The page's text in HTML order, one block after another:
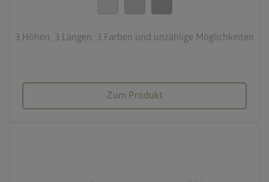
3 Höhen, 3 Längen, 3 Farben und unzählige Möglichkeiten
Zum Produkt